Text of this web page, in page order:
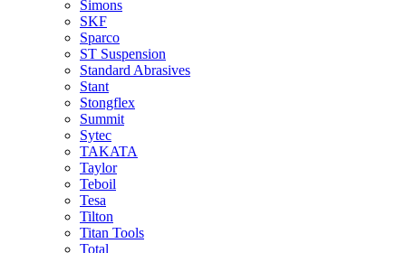
Simons
SKF
Sparco
ST Suspension
Standard Abrasives
Stant
Stongflex
Summit
Sytec
TAKATA
Taylor
Teboil
Tesa
Tilton
Titan Tools
Total